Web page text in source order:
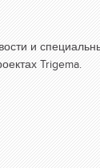
и
Trigema.